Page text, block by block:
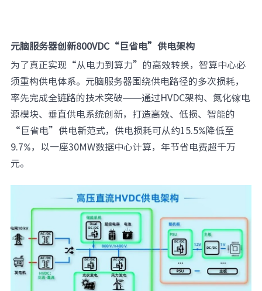
元脑服务器创新800VDC“巨省电”供电架构
为了真正实现“从电力到算力”的高效转换，智算中心必
须重构供电体系。元脑服务器围绕供电路径的多次损耗，
率先完成全链路的技术突破——通过HVDC架构、氮化镓电
源模块、垂直供电系统创新，打造高效、低损、智能的
“巨省电”供电新范式，供电损耗可从约15.5%降低至
9.7%，以一座30MW数据中心计算，年节省电费超千万
元。